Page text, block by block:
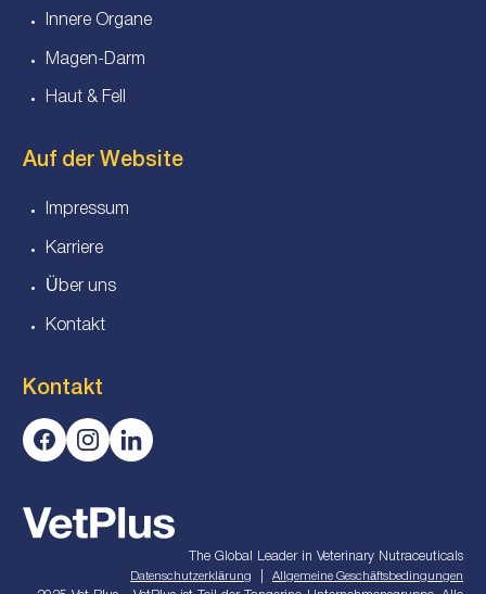
Innere Organe
Magen-Darm
Haut & Fell
Auf der Website
Impressum
Karriere
Über uns
Kontakt
Kontakt
The Global Leader in Veterinary Nutraceuticals
Datenschutzerklärung Allgemeine Geschäftsbedingungen